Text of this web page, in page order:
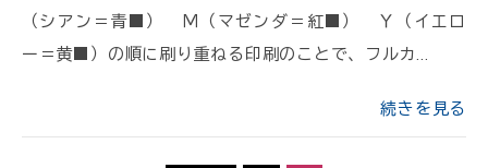
（シアン＝青■） Ｍ（マゼンダ＝紅■） Ｙ（イエロ
ー＝黄■）の順に刷り重ねる印刷のことで、フルカ…
続きを見る